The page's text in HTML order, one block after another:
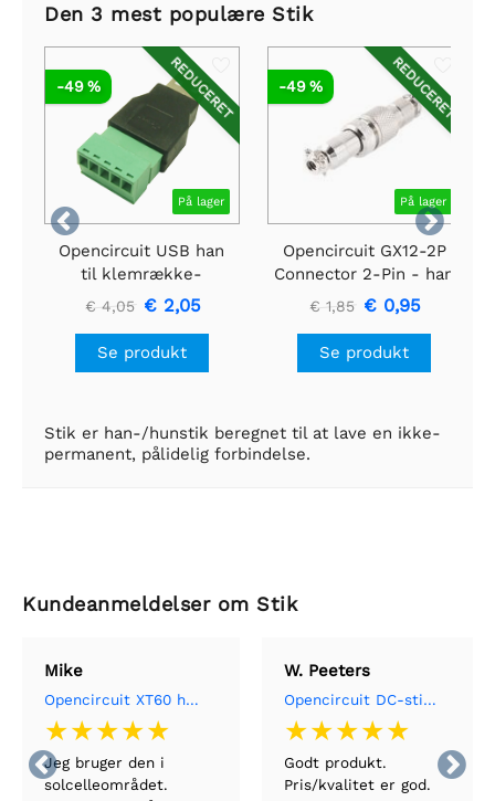
Den 3 mest populære Stik


REDUCERET
På lager
-49 %
Opencircuit USB han
til klemrække-
adapter
€ 4,05 € 2,05
Se produkt
REDUCERET
På lager
-49 %
Opencircuit GX12-2P
Connector 2-Pin - han
+ hun
€ 1,85 € 0,95
Se produkt
Stik er han-/hunstik beregnet til at lave en ikke-
permanent, pålidelig forbindelse.
Kundeanmeldelser om Stik


Mike
Opencircuit XT60 hanstik (par)
Jeg bruger den i
solcelleområdet.
W. Peeters
Opencircuit DC-stik indbygget 5,5mm x 2,1mm - 5 stk
Godt produkt.
Pris/kvalitet er god.